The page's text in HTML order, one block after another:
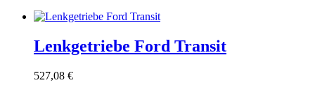
Lenkgetriebe Ford Transit
527,08 €